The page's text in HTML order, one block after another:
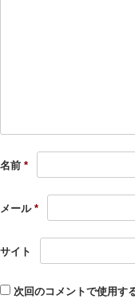
名前 *
メール *
サイト
次回のコメントで使用す